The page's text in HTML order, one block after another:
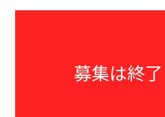
募集は終